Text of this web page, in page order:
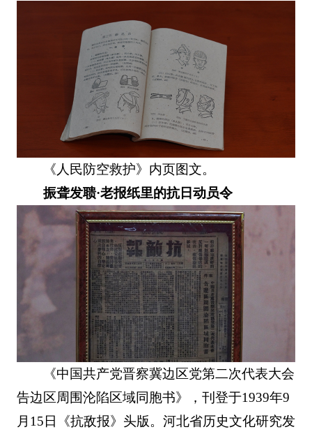
《人民防空救护》内页图文。
振聋发聩·老报纸里的抗日动员令
《中国共产党晋察冀边区党第二次代表大会
告边区周围沦陷区域同胞书》，刊登于1939年9
月15日《抗敌报》头版。河北省历史文化研究发